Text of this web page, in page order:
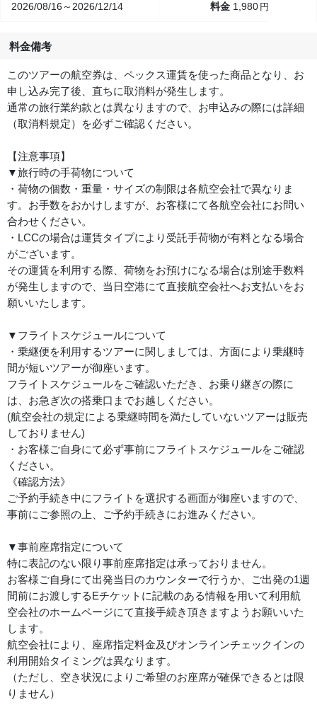
2026/08/16～2026/12/14 1,980 円
料金備考
このツアーの航空券は、ペックス運賃を使った商品となり、お
申し込み完了後、直ちに取消料が発生します。
通常の旅行業約款とは異なりますので、お申込みの際には詳細
（取消料規定）を必ずご確認ください。
【注意事項】
▼旅行時の手荷物について
・荷物の個数・重量・サイズの制限は各航空会社で異なりま
す。お手数をおかけしますが、お客様にて各航空会社にお問い
合わせください。
・LCCの場合は運賃タイプにより受託手荷物が有料となる場合
がございます。
その運賃を利用する際、荷物をお預けになる場合は別途手数料
が発生しますので、当日空港にて直接航空会社へお支払いをお
願いいたします。
▼フライトスケジュールについて
・乗継便を利用するツアーに関しましては、方面により乗継時
間が短いツアーが御座います。
フライトスケジュールをご確認いただき、お乗り継ぎの際に
は、お急ぎ次の搭乗口までお越しください。
(航空会社の規定による乗継時間を満たしていないツアーは販売
しておりません)
・お客様ご自身にて必ず事前にフライトスケジュールをご確認
ください。
《確認方法》
ご予約手続き中にフライトを選択する画面が御座いますので、
事前にご参照の上、ご予約手続きにお進みください。
▼事前座席指定について
特に表記のない限り事前座席指定は承っておりません。
お客様ご自身にて出発当日のカウンターで行うか、ご出発の1週
間前にお渡しするEチケットに記載のある情報を用いて利用航
空会社のホームページにて直接手続き頂きますようお願いいた
します。
航空会社により、座席指定料金及びオンラインチェックインの
利用開始タイミングは異なります。
（ただし、空き状況によりご希望のお座席が確保できるとは限
りません）